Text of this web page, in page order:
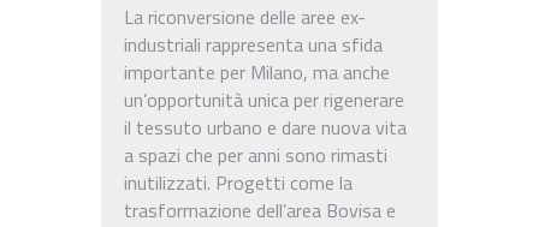
La riconversione delle aree ex-
industriali rappresenta una sfida
importante per Milano, ma anche
un’opportunità unica per rigenerare
il tessuto urbano e dare nuova vita
a spazi che per anni sono rimasti
inutilizzati. Progetti come la
trasformazione dell’area Bovisa e